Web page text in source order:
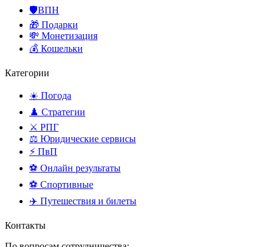
🛡️ВПН
🎁 Подарки
💸 Монетизация
💰 Кошельки
Категории
☀️ Погода
♟️ Стратегии
⚔️ РПГ
⚖️ Юридические сервисы
⚡ ПвП
⚽ Онлайн результаты
⚽ Спортивные
✈️ Путешествия и билеты
Контакты